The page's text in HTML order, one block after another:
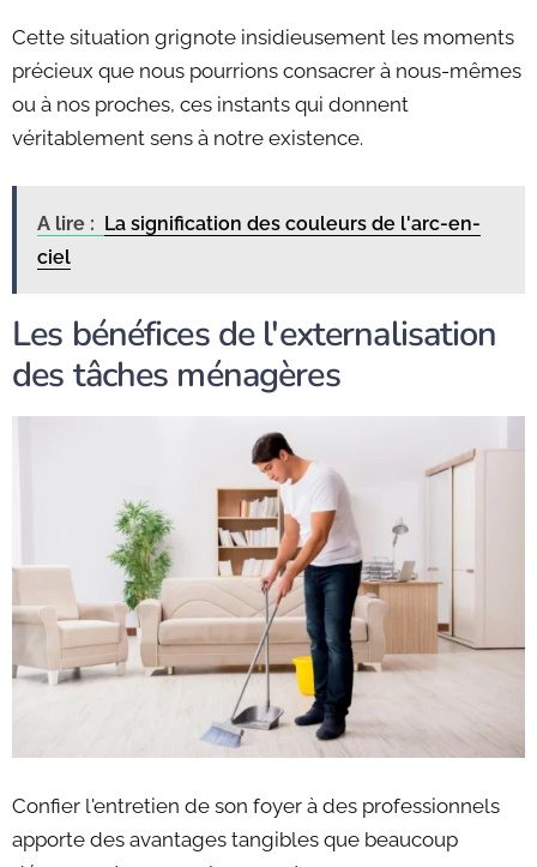
Cette situation grignote insidieusement les moments
précieux que nous pourrions consacrer à nous-mêmes
ou à nos proches, ces instants qui donnent
véritablement sens à notre existence.
A lire : La signification des couleurs de l'arc-en-
ciel
Les bénéfices de l'externalisation
des tâches ménagères
Confier l'entretien de son foyer à des professionnels
apporte des avantages tangibles que beaucoup